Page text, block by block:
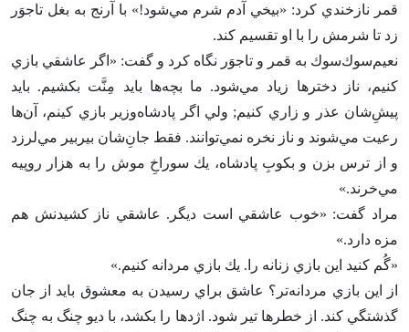
قمر نازخندي كرد: «بيخي آدم شرم مي‌شود!» با آرنج به بغل تاجوَر
زد تا شرمش را با او تقسيم كند.
نعيم‌سوك‌سوك به قمر و تاجوَر نگاه كرد و گفت‌: «اگر عاشقي بازي
كنيم‌، ناز دخترها زياد مي‌شود. ما بچه‌ها بايد مِنَّت بكشيم‌. بايد
پيش‌ِشان عذر و زاري كنيم‌; ولي اگر پادشاه‌وزير بازي كينم‌، آن‌ها
رعيت مي‌شوند و ناز نخره نمي‌توانند. فقط جان‌ِشان بيربير مي‌لرزد
و از ترس بزن و بكوب‌ِ پادشاه‌، يك سوراخ‌ِ موش را به هزار روپيه
مي‌خرند.»
مراد گفت‌: «خوب عاشقي است ديگر. عاشقي ناز كشيدنش هم
مزه دارد.»
«گُم كنيد اين بازي زنانه را. يك بازي مردانه كنيم‌.»
از اين بازي مردانه‌تر؟ عاشق براي رسيدن به معشوق بايد از جان
گذشتگي كند. از خطرها تير شود. اژدها را بكشد، با ديو چنگ به چنگ